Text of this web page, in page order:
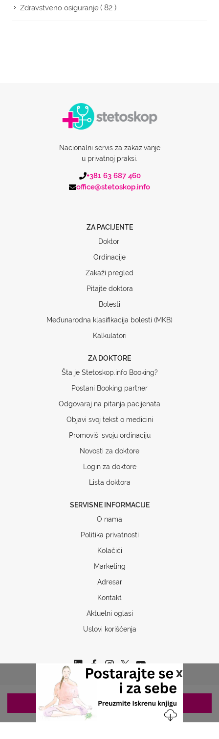
x
Zdravstveno osiguranje( 82 )
Nacionalni servis za zakazivanje
u privatnoj praksi.
+381 63 687 460
office@stetoskop.info
ZA PACIJENTE
Doktori
Ordinacije
Zakaži pregled
Pitajte doktora
Bolesti
Međunarodna klasifikacija bolesti (MKB)
Kalkulatori
ZA DOKTORE
Šta je Stetoskop.info Booking?
Postani Booking partner
Odgovaraj na pitanja pacijenata
Objavi svoj tekst o medicini
Promoviši svoju ordinaciju
Novosti za doktore
Login za doktore
Lista doktora
SERVISNE INFORMACIJE
O nama
Politika privatnosti
Kolačići
Marketing
Adresar
Kontakt
Aktuelni oglasi
Uslovi korišćenja
Copyrights © 2026 Sva prava www.stetoskop.info
ZAKAZIVANJE 063/687-460